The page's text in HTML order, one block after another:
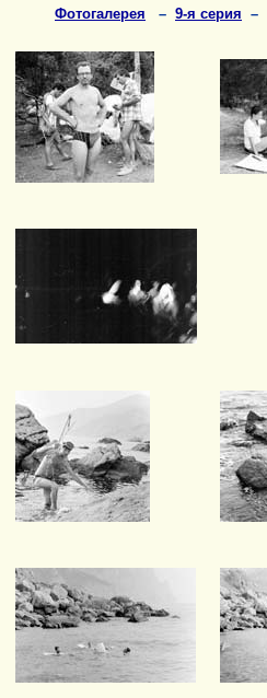
Фотогалерея – 9-я серия –